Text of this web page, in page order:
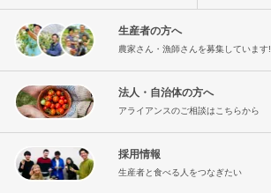
生産者の方へ
農家さん・漁師さんを募集しています!
法人・自治体の方へ
アライアンスのご相談はこちらから
採用情報
生産者と食べる人をつなぎたい